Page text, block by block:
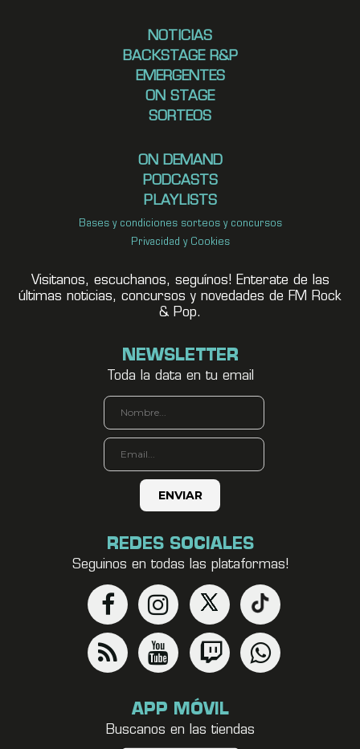
NOTICIAS
BACKSTAGE R&P
EMERGENTES
ON STAGE
SORTEOS
ON DEMAND
PODCASTS
PLAYLISTS
Bases y condiciones sorteos y concursos
Privacidad y Cookies
Visitanos, escuchanos, seguínos! Enterate de las
últimas noticias, concursos y novedades de FM Rock
& Pop.
NEWSLETTER
Toda la data en tu email
REDES SOCIALES
Seguinos en todas las plataformas!
APP MÓVIL
Buscanos en las tiendas